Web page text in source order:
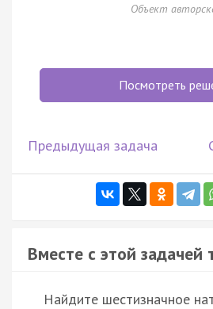
Объект
Посмотреть
Предыдущая задача
Вместе с этой
Найдите шестизначное